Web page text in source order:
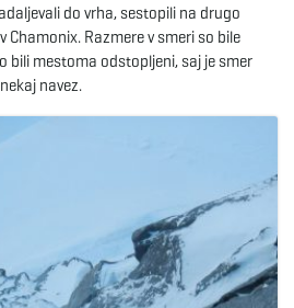
do vrha, sestopili na drugo
Razmere v smeri so bile
bili mestoma odstopljeni, saj je smer
navez.